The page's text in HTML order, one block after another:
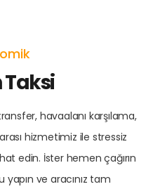
Taksi
havaalanı karşılama,
hizmetimiz ile stressiz
edin. İster hemen çağırın
ve aracınız tam